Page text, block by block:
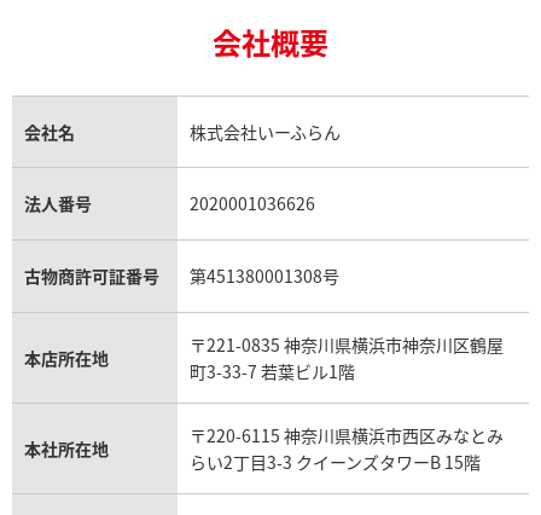
金貨買取
貴金属買取
銀・シルバー買取
パラジウム買取
トパーズ買取
タンザナイト買取
キャッツアイ買取
アクアマリン買取
ロレックス エクスプローラー買取
ロレックス デイトジャスト買取
パテック フィリップノーチラス買取
ヴァシュロン・コンスタンタン買取
オメガ買取
カルティエ買取
フランク ミュラー買取
リシャール・ミル買取
パネライ買取
チューダー（チュードル）買取
シャネル マトラッセ買取
セリーヌ買取
プラダ買取
ヴァンクリーフ＆アーペル買取
ショーメ買取
ダミアーニ買取
モーブッサン買取
会社概要
会社名 株式会社いーふらん
法人番号 2020001036626
古物商許可証番号 第451380001308号
本店所在地
〒221-0835 神奈川県横浜市神奈川区鶴屋
町3-33-7 若葉ビル1階
本社所在地
〒220-6115 神奈川県横浜市西区みなとみ
らい2丁目3-3 クイーンズタワーB 15階